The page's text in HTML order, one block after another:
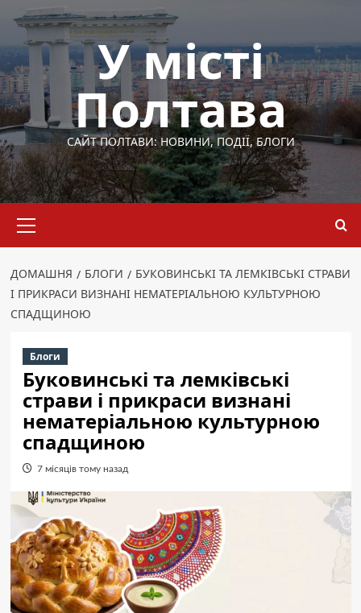
Перейти
вмісту
У місті
Полтава
САЙТ ПОЛТАВИ: НОВИНИ, ПОДІЇ, БЛОГИ
меню
ДОМАШНЯ БЛОГИ
БУКОВИНСЬКІ ТА ЛЕМКІВСЬКІ СТРАВИ
І ПРИКРАСИ ВИЗНАНІ НЕМАТЕРІАЛЬНОЮ КУЛЬТУРНОЮ
СПАДЩИНОЮ
Блоги
Буковинські та лемківські
страви і прикраси визнані
нематеріальною культурною
спадщиною
7 місяців тому назад